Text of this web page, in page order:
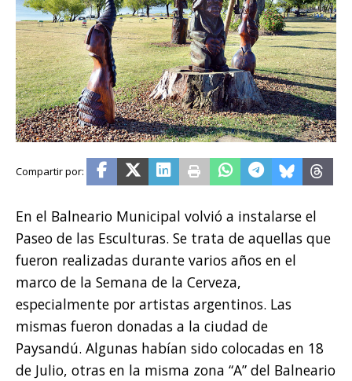
En el Balneario Municipal volvió a instalarse el
Paseo de las Esculturas. Se trata de aquellas que
fueron realizadas durante varios años en el
marco de la Semana de la Cerveza,
especialmente por artistas argentinos. Las
mismas fueron donadas a la ciudad de
Paysandú. Algunas habían sido colocadas en 18
de Julio, otras en la misma zona “A” del Balneario